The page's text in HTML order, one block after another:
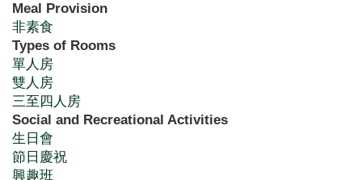
Meal Provision
非素食
Types of Rooms
單人房
雙人房
三至四人房
Social and Recreational Activities
生日會
節日慶祝
興趣班